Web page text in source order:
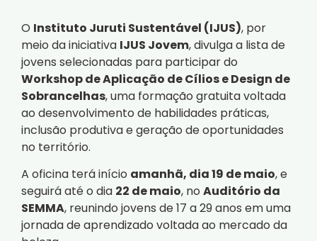
O Instituto Juruti Sustentável (IJUS), por
meio da iniciativa IJUS Jovem, divulga a lista de
jovens selecionadas para participar do
Workshop de Aplicação de Cílios e Design de
Sobrancelhas, uma formação gratuita voltada
ao desenvolvimento de habilidades práticas,
inclusão produtiva e geração de oportunidades
no território.
A oficina terá início amanhã, dia 19 de maio, e
seguirá até o dia 22 de maio, no Auditório da
SEMMA, reunindo jovens de 17 a 29 anos em uma
jornada de aprendizado voltada ao mercado da